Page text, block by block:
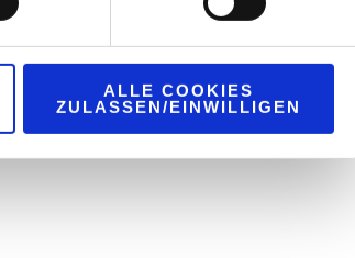
ALLE COOKIES
ZULASSEN/EINWILLIGEN
ibas.info@interzero.de